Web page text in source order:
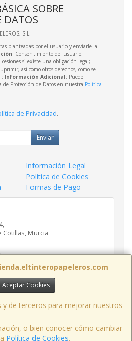
Aceptar Cookies
de terceros para mejorar nuestros
o bien conocer cómo cambiar
Política de Cookies.
SOBRE
DATOS
S.L.
planteadas por el usuario y enviarle la
: Consentimiento del usuario;
cesiones si existe una obligación legal;
así como otros derechos, como se
Información Adicional: Puede
Protección de Datos en nuestra Política
de Privacidad.
Enviar
Información Legal
Política de Cookies
Formas de Pago
Cotillas, Murcia